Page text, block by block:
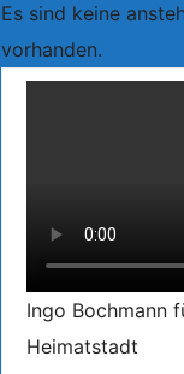
Es sind keine
vorhanden.
Ingo Bochmann
Heimatstadt